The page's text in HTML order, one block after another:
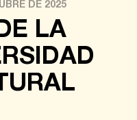
DE 2025
LA